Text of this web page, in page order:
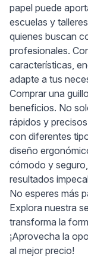
papel puede
escuelas y
quienes buscan
profesionales.
características,
adapte a tus
Comprar una
beneficios. No
rápidos y
con diferentes
diseño
cómodo y
resultados
No esperes más
Explora nuestra
transforma la
¡Aprovecha la
al mejor precio!